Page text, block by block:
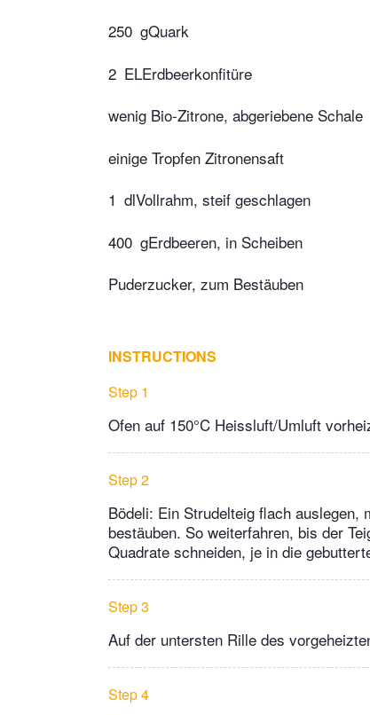
250 gQuark
2 ELErdbeerkonfitüre
wenig Bio-Zitrone, abgeriebene Schale
einige Tropfen Zitronensaft
1 dlVollrahm, steif geschlagen
400 gErdbeeren, in Scheiben
Puderzucker, zum Bestäuben
INSTRUCTIONS
Step 1
Ofen auf 150°C Heissluft/Umluft
Step 2
Bödeli: Ein Strudelteig flach
bestäuben. So weiterfahren, bis der
Quadrate schneiden, je in die
Step 3
Auf der untersten Rille des
Step 4